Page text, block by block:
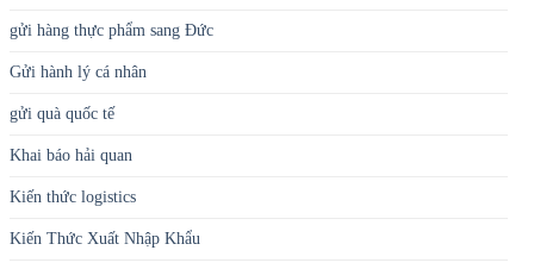
gửi hàng thực phẩm sang Đức
Gửi hành lý cá nhân
gửi quà quốc tế
Khai báo hải quan
Kiến thức logistics
Kiến Thức Xuất Nhập Khẩu